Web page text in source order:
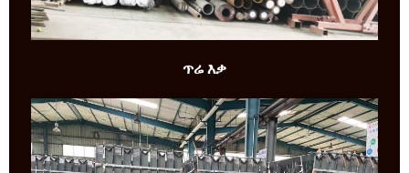
ጥሬ እቃ